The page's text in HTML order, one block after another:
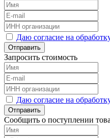
Даю согласие на
Отправить
Запросить стоимость
Даю согласие на
Отправить
Сообщить о поступлении